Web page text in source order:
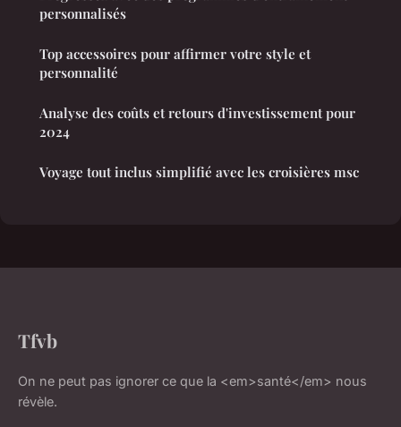
personnalisés
Top accessoires pour affirmer votre style et
personnalité
Analyse des coûts et retours d'investissement pour
2024
Voyage tout inclus simplifié avec les croisières msc
Tfvb
On ne peut pas ignorer ce que la <em>santé</em> nous
révèle.